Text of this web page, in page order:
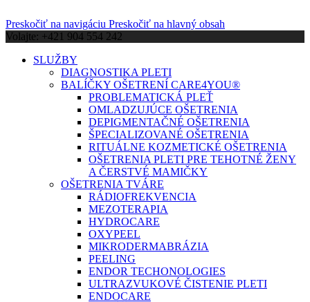
Preskočiť na navigáciu Preskočiť na hlavný obsah
Volajte: +421 904 554 242
SLUŽBY
DIAGNOSTIKA PLETI
BALÍČKY OŠETRENÍ CARE4YOU®
PROBLEMATICKÁ PLEŤ
OMLADZUJÚCE OŠETRENIA
DEPIGMENTAČNÉ OŠETRENIA
ŠPECIALIZOVANÉ OŠETRENIA
RITUÁLNE KOZMETICKÉ OŠETRENIA
OŠETRENIA PLETI PRE TEHOTNÉ ŽENY
A ČERSTVÉ MAMIČKY
OŠETRENIA TVÁRE
RÁDIOFREKVENCIA
MEZOTERAPIA
HYDROCARE
OXYPEEL
MIKRODERMABRÁZIA
PEELING
ENDOR TECHONOLOGIES
ULTRAZVUKOVÉ ČISTENIE PLETI
ENDOCARE